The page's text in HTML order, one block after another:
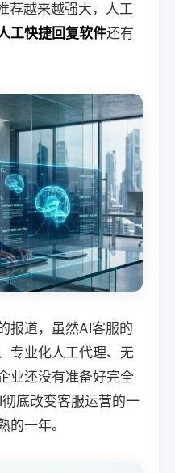
荐越来越强大，人工
工快捷回复软件还有
报道，虽然AI客服的
业化人工代理、无
还没有准备好完全
底改变客服运营的一
的一年。